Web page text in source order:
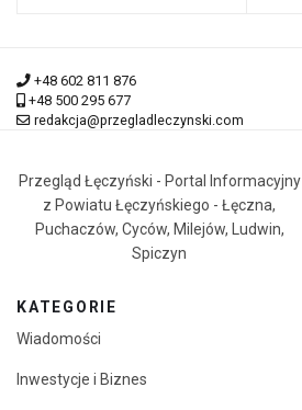
+48 602 811 876
+48 500 295 677
redakcja@przegladleczynski.com
Przegląd Łęczyński - Portal Informacyjny
z Powiatu Łęczyńskiego - Łęczna,
Puchaczów, Cyców, Milejów, Ludwin,
Spiczyn
KATEGORIE
Wiadomości
Inwestycje i Biznes